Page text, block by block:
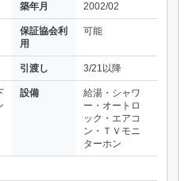
築年月 2002/02
保証協会利
用
可能
引渡し 3/21以降
設備
給湯・シャワ
ー・オートロ
ック・エアコ
ン・ＴＶモニ
ターホン